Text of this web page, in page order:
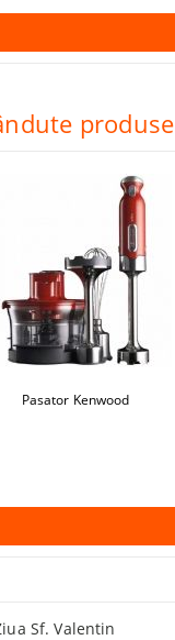
produse
Pasator Kenwood
Sf. Valentin